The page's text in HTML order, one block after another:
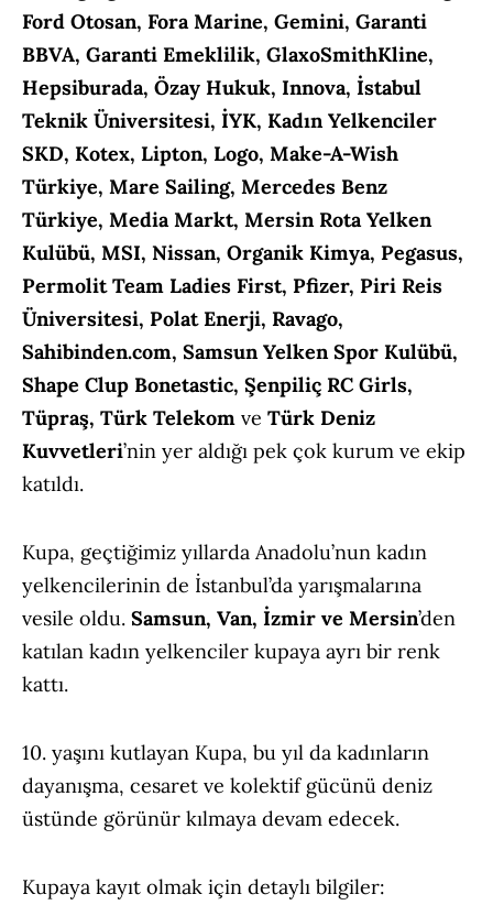
Ford Otosan, Fora Marine, Gemini, Garanti
BBVA, Garanti Emeklilik, GlaxoSmithKline,
Hepsiburada, Özay Hukuk, Innova, İstabul
Teknik Üniversitesi, İYK, Kadın Yelkenciler
SKD, Kotex, Lipton, Logo, Make-A-Wish
Türkiye, Mare Sailing, Mercedes Benz
Türkiye, Media Markt, Mersin Rota Yelken
Kulübü, MSI, Nissan, Organik Kimya, Pegasus,
Permolit Team Ladies First, Pfizer, Piri Reis
Üniversitesi, Polat Enerji, Ravago,
Sahibinden.com, Samsun Yelken Spor Kulübü,
Shape Clup Bonetastic, Şenpiliç RC Girls,
Tüpraş, Türk Telekom ve Türk Deniz
Kuvvetleri’nin yer aldığı pek çok kurum ve ekip
katıldı.
Kupa, geçtiğimiz yıllarda Anadolu’nun kadın
yelkencilerinin de İstanbul’da yarışmalarına
vesile oldu. Samsun, Van, İzmir ve Mersin’den
katılan kadın yelkenciler kupaya ayrı bir renk
kattı.
10. yaşını kutlayan Kupa, bu yıl da kadınların
dayanışma, cesaret ve kolektif gücünü deniz
üstünde görünür kılmaya devam edecek.
Kupaya kayıt olmak için detaylı bilgiler: